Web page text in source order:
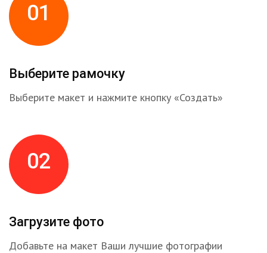
01
Выберите рамочку
Выберите макет и нажмите кнопку «Создать»
02
Загрузите фото
Добавьте на макет Ваши лучшие фотографии